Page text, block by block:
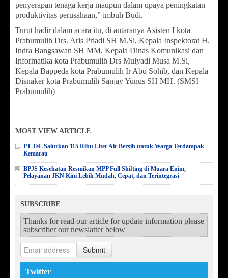
penyerapan tenaga kerja maupun dalam upaya peningkatan
produktivitas perusahaan,” imbuh Budi.
Turut hadir dalam acara itu, di antaranya Asisten I kota
Prabumulih Drs. Aris Priadi SH M.Si, Kepala Inspektorat H.
Indra Bangsawan SH MM, Kepala Dinas Komunikasi dan
Informatika kota Prabumulih Drs Mulyadi Musa M.Si,
Kepala Bappeda kota Prabumulih Ir Abu Sohib, dan Kepala
Disnaker kota Prabumulih Sanjay Yunus SH MH. (SMSI
Prabumulih)
MOST VIEW ARTICLE
PT TeL Salurkan 115 Ribu Liter Air Bersih untuk Warga Terdampak
Kemarau
BPJS Kesehatan Resmikan MPP Full Shifting di Muara Enim,
Pelayanan JKN Kini Lebih Mudah, Cepat, dan Terintegrasi
SUBSCRIBE
Thanks for read our article for update information please
subscriber our newslatter below
Submit
Twitter